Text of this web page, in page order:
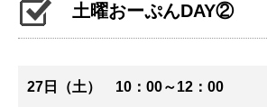
土曜おーぷんDAY②
27日（土） 10：00～12：00